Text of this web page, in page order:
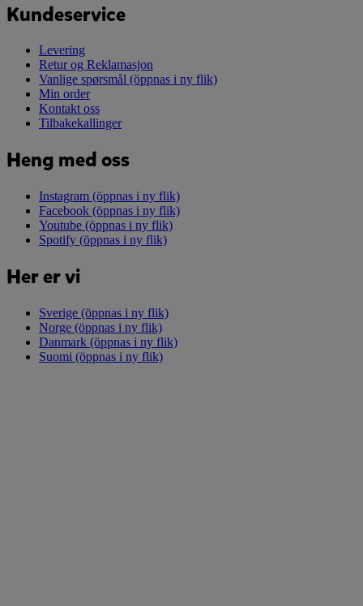
Kundeservice
Levering
Retur og Reklamasjon
Vanlige spørsmål (öppnas i ny flik)
Min order
Kontakt oss
Tilbakekallinger
Heng med oss
Instagram (öppnas i ny flik)
Facebook (öppnas i ny flik)
Youtube (öppnas i ny flik)
Spotify (öppnas i ny flik)
Her er vi
Sverige (öppnas i ny flik)
Norge (öppnas i ny flik)
Danmark (öppnas i ny flik)
Suomi (öppnas i ny flik)